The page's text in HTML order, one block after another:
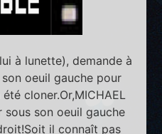
à lunette), demande à
oeuil gauche pour
cloner.Or,MICHAEL
sous son oeuil gauche
il connaît pas